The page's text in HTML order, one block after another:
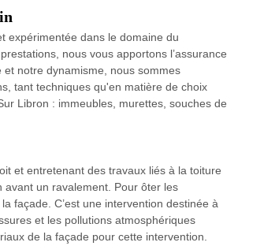
expérimentée dans le domaine du
nous vous apportons l’assurance
notre dynamisme, nous sommes
tant techniques qu'en matière de choix
Libron : immeubles, murettes, souches de
et entretenant des travaux liés à la toiture
un ravalement. Pour ôter les
façade. C’est une intervention destinée à
et les pollutions atmosphériques
de la façade pour cette intervention.